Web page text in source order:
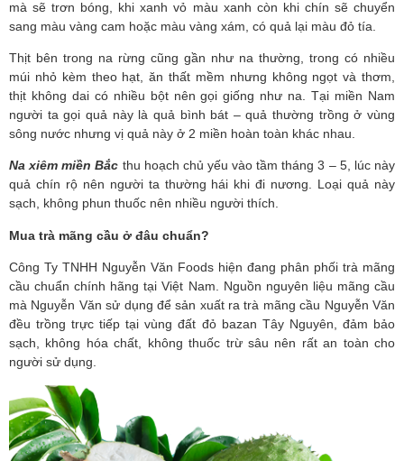
mà sẽ trơn bóng, khi xanh vỏ màu xanh còn khi chín sẽ chuyển
sang màu vàng cam hoặc màu vàng xám, có quả lại màu đỏ tía.
Thịt bên trong na rừng cũng gần như na thường, trong có nhiều
múi nhỏ kèm theo hạt, ăn thất mềm nhưng không ngọt và thơm,
thịt không dai có nhiều bột nên gọi giống như na. Tại miền Nam
người ta gọi quả này là quả bình bát – quả thường trồng ở vùng
sông nước nhưng vị quả này ở 2 miền hoàn toàn khác nhau.
Na xiêm miền Bắc thu hoạch chủ yếu vào tầm tháng 3 – 5, lúc này
quả chín rộ nên người ta thường hái khi đi nương. Loại quả này
sạch, không phun thuốc nên nhiều người thích.
Mua trà mãng cầu ở đâu chuẩn?
Công Ty TNHH Nguyễn Văn Foods hiện đang phân phối trà mãng
cầu chuẩn chính hãng tại Việt Nam. Nguồn nguyên liệu mãng cầu
mà Nguyễn Văn sử dụng để sản xuất ra trà mãng cầu Nguyễn Văn
đều trồng trực tiếp tại vùng đất đỏ bazan Tây Nguyên, đảm bảo
sạch, không hóa chất, không thuốc trừ sâu nên rất an toàn cho
người sử dụng.